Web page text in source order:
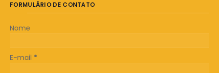
FORMULÁRIO DE CONTATO
Nome
E-mail *